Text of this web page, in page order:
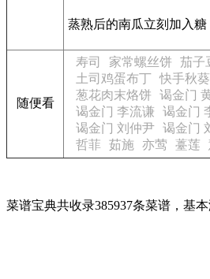
蒸熟后的南瓜立刻加入
随便看
寿司 家常螺丝饼 茄子
土司鸡蛋布丁 快手秋
葱花肉末烙饼
谒金门
谒金门 李流谦
谒金门
谒金门 刘仲尹 谒金门
哲菲
茹施 亦莺 薹莲
菜谱宝典共收录385937条菜谱，基